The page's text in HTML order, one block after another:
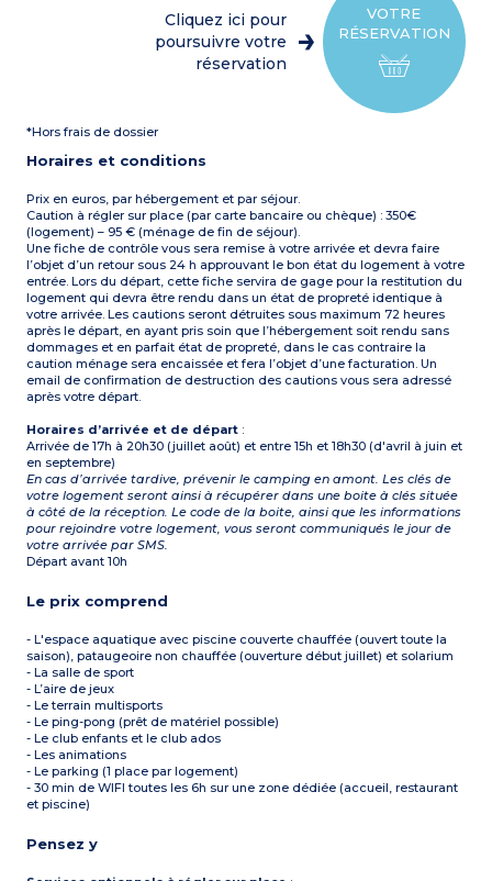
électrique, bouilloire, grille-
1 chambre avec un lit
1 chambre avec deux lits
1 WC séparé
mobilier de jardin, 2
(charbon non fourni)
Capacité max. 4
personnes
VOTRE
RÉSERVATION
Cliquez ici pour
poursuivre votre
réservation
*Hors frais de dossier
Horaires et conditions
Prix en euros, par hébergement et par séjour.
Caution à régler sur place (par carte bancaire ou chèque) : 350€
(logement) – 95 € (ménage de fin de séjour).
Une fiche de contrôle vous sera remise à votre arrivée et devra faire
l’objet d’un retour sous 24 h approuvant le bon état du logement à votre
entrée. Lors du départ, cette fiche servira de gage pour la restitution du
logement qui devra être rendu dans un état de propreté identique à
votre arrivée. Les cautions seront détruites sous maximum 72 heures
après le départ, en ayant pris soin que l’hébergement soit rendu sans
dommages et en parfait état de propreté, dans le cas contraire la
caution ménage sera encaissée et fera l’objet d’une facturation. Un
email de confirmation de destruction des cautions vous sera adressé
après votre départ.
Horaires d’arrivée et de départ :
Arrivée de 17h à 20h30 (juillet août) et entre 15h et 18h30 (d'avril à juin et
en septembre)
En cas d’arrivée tardive, prévenir le camping en amont. Les clés de
votre logement seront ainsi à récupérer dans une boite à clés située
à côté de la réception. Le code de la boite, ainsi que les informations
pour rejoindre votre logement, vous seront communiqués le jour de
votre arrivée par SMS.
Départ avant 10h
Le prix comprend
- L'espace aquatique avec piscine couverte chauffée (ouvert toute la
saison), pataugeoire non chauffée (ouverture début juillet) et solarium
- La salle de sport
- L’aire de jeux
- Le terrain multisports
- Le ping-pong (prêt de matériel possible)
- Le club enfants et le club ados
- Les animations
- Le parking (1 place par logement)
- 30 min de WIFI toutes les 6h sur une zone dédiée (accueil, restaurant
et piscine)
Pensez y